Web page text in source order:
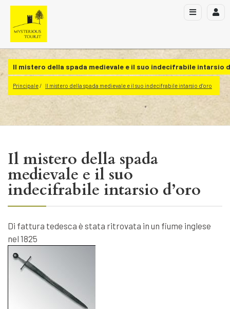
Il mistero della spada medievale e il suo indecifrabile intarsio
Principale Il mistero della spada medievale e il suo indecifrabile intarsio d’oro
Il mistero della spada
medievale e il suo
indecifrabile intarsio d’oro
Di fattura tedesca è stata ritrovata in un fiume inglese
nel 1825